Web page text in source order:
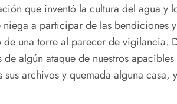
que inventó la cultura del agua
a participar de las bendiciones
de una torre al parecer de
algún ataque de nuestros
archivos y quemada alguna